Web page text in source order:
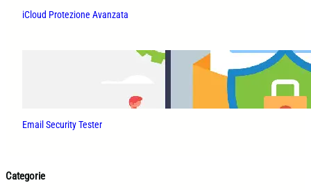
iCloud Protezione Avanzata
Email Security Tester
Categorie